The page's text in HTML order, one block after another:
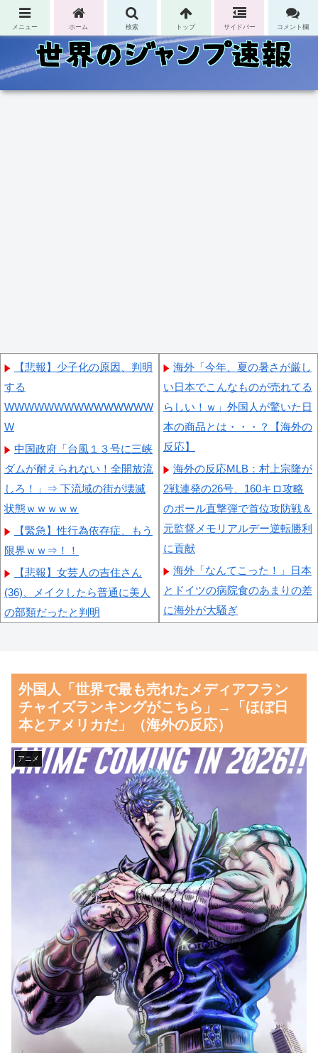
コンテンツへスキップ
【悲報】少子化の原因、判明
する
WWWWWWWWWWWWWWW
W
中国政府「台風１３号に三峡
ダムが耐えられない！全開放流
しろ！」⇒ 下流域の街が壊滅
状態ｗｗｗｗｗ
【緊急】性行為依存症、もう
限界ｗｗ⇒！！
【悲報】女芸人の吉住さん
(36)、メイクしたら普通に美人
の部類だったと判明
か？
【朗報】齋藤飛鳥、前屈みで
完全に見えてる動画が拡散され
てしまう…
磁気嵐、地球由来のイオンが
主導…JAXAの衛星「あらせ」
が観測！
舌を絡ませて、唾液交換して
── ちゅっちゅしながらの濃厚
海外「日本よ、お前がナンバ
ーワンだ」 熊本地震直後の日
本の対応のスピードに世界が衝
【画像】顔100点、体30点の
女ｗｗｗ
海外「今年、夏の暑さが厳し
い日本でこんなものが売れてる
らしい！ｗ」外国人が驚いた日
本の商品とは・・・？【海外の
反応】
海外の反応MLB：村上宗隆が
2戦連発の26号、160キロ攻略
のポール直撃弾で首位攻防戦＆
元監督メモリアルデー逆転勝利
に貢献
海外「なんてこった！」日本
とドイツの病院食のあまりの差
に海外が大騒ぎ
た…」
海外「日本の甲子園で飛び出
した高校生とは思えないハイレ
ベルなプレーがこちら」 海外
の反応
韓国人「韓国人が日本のラー
メンについて勘違いしているこ
とがこちら…」→「え
っ？？？？？？？？？？」＝韓
国の反応
韓国人「織田信長の安土城の
復元図と建築技術の高さに韓国
人が衝撃！」→「当時の技術力
に言葉を失う‥」
韓国人「日本の某全国チェー
ン店の商品写真が話題になって
いる理由がこちら…」→「羨ま
しい…（ﾌﾞﾙﾌﾞﾙ」＝韓国の反
応
外国人「世界で最も売れたメディアフラン
チャイズランキングがこちら」→「ほぼ日
本とアメリカだ」（海外の反応）
アニメ
メニュー ホーム 検索 トップ サイドバー コメント欄